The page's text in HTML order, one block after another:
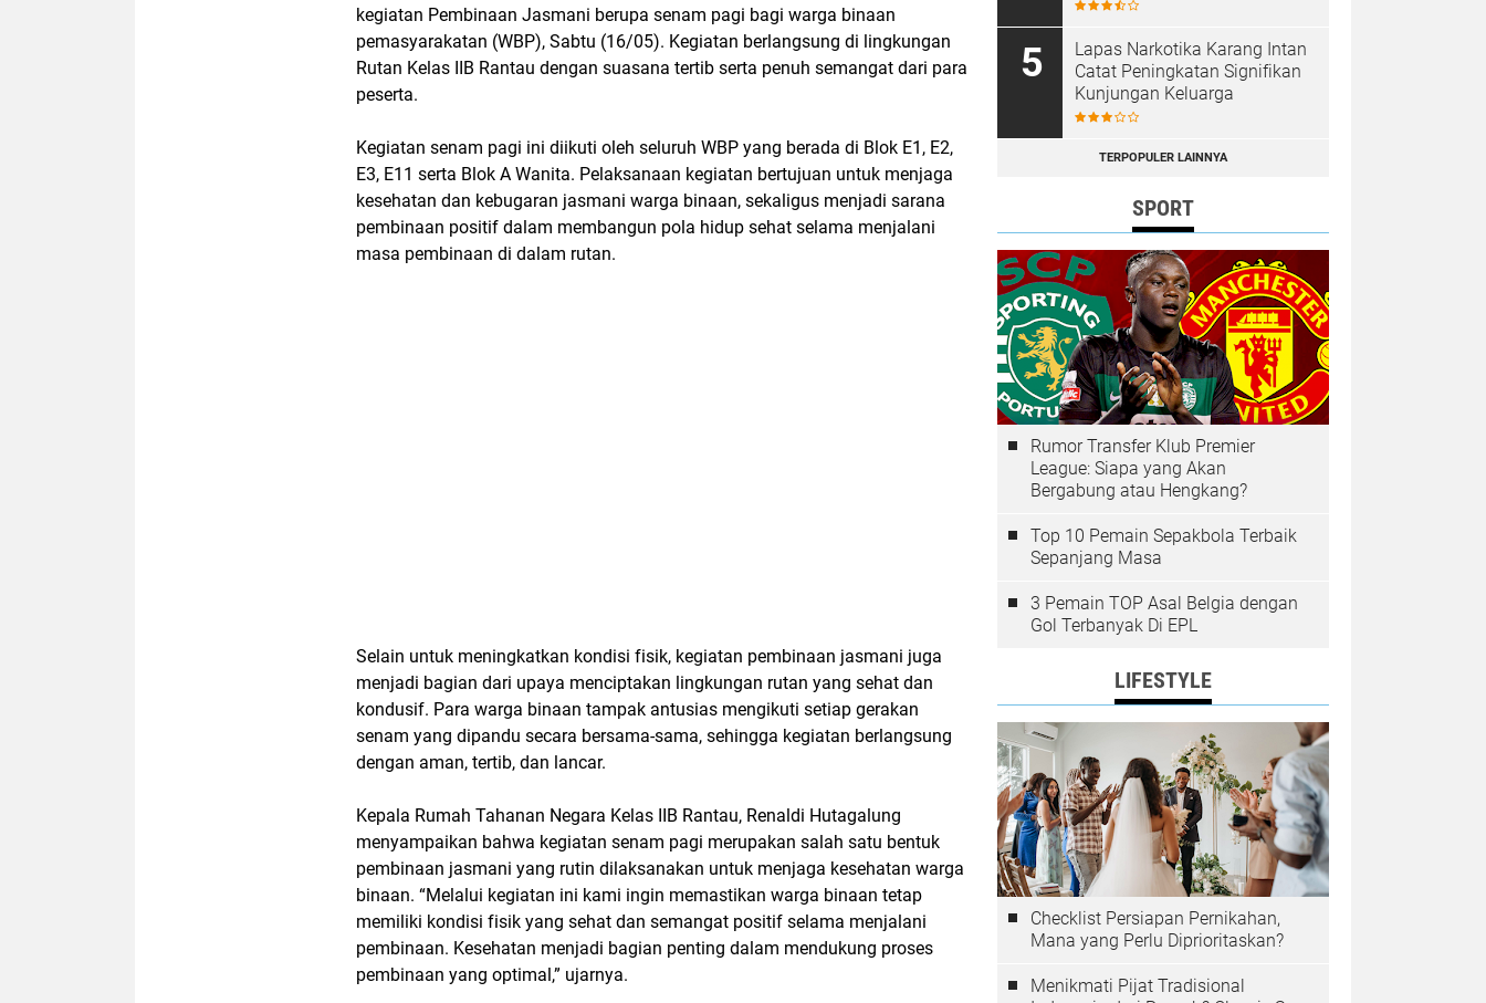
kegiatan Pembinaan Jasmani berupa senam pagi bagi warga binaan
pemasyarakatan (WBP), Sabtu (16/05). Kegiatan berlangsung di lingkungan
Rutan Kelas IIB Rantau dengan suasana tertib serta penuh semangat dari para
peserta.
Kegiatan senam pagi ini diikuti oleh seluruh WBP yang berada di Blok E1, E2,
E3, E11 serta Blok A Wanita. Pelaksanaan kegiatan bertujuan untuk menjaga
kesehatan dan kebugaran jasmani warga binaan, sekaligus menjadi sarana
pembinaan positif dalam membangun pola hidup sehat selama menjalani
masa pembinaan di dalam rutan.
Selain untuk meningkatkan kondisi fisik, kegiatan pembinaan jasmani juga
menjadi bagian dari upaya menciptakan lingkungan rutan yang sehat dan
kondusif. Para warga binaan tampak antusias mengikuti setiap gerakan
senam yang dipandu secara bersama-sama, sehingga kegiatan berlangsung
dengan aman, tertib, dan lancar.
Kepala Rumah Tahanan Negara Kelas IIB Rantau, Renaldi Hutagalung
menyampaikan bahwa kegiatan senam pagi merupakan salah satu bentuk
pembinaan jasmani yang rutin dilaksanakan untuk menjaga kesehatan warga
binaan. “Melalui kegiatan ini kami ingin memastikan warga binaan tetap
memiliki kondisi fisik yang sehat dan semangat positif selama menjalani
pembinaan. Kesehatan menjadi bagian penting dalam mendukung proses
pembinaan yang optimal,” ujarnya.
Lapas Narkotika Karang Intan
Catat Peningkatan Signifikan
Kunjungan Keluarga
TERPOPULER LAINNYA
SPORT
Rumor Transfer Klub Premier
League: Siapa yang Akan
Bergabung atau Hengkang?
Top 10 Pemain Sepakbola Terbaik
Sepanjang Masa
3 Pemain TOP Asal Belgia dengan
Gol Terbanyak Di EPL
LIFESTYLE
Checklist Persiapan Pernikahan,
Mana yang Perlu Diprioritaskan?
Menikmati Pijat Tradisional